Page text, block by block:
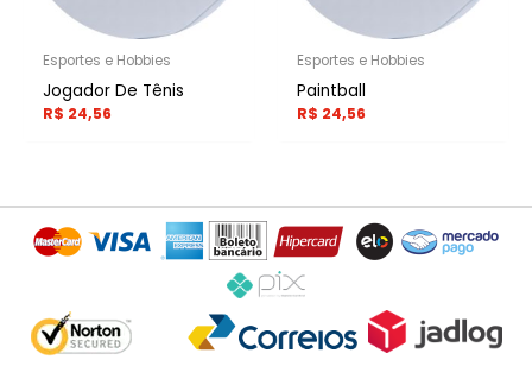
Esportes e Hobbies
Jogador De Tênis
R$ 24,56
Esportes e Hobbies
Paintball
R$ 24,56